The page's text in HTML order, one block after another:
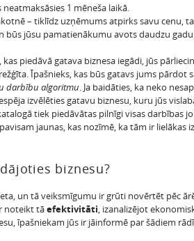
1 mēneša laikā.
– tiklīdz uzņēmums atpirks savu cenu,
būs jūsu pamatienākumu avots daudzu
piedāvā gatava biznesa iegādi, jūs
Īpašnieks, kas būs gatavs jums pārdot
darbību algoritmu . Ja baidāties, ka neko
izvēlēties gatavu biznesu, kuru jūs
tiek piedāvātas pilnīgi visas darbības
jaunas, kas nozīmē, ka tām ir lielākas
biznesu?
un tā veiksmīgumu ir grūti novērtēt pēc
noteikt tāefektivitāti , izanalizējot
īpašniekam jūs ir jāinformē par šādiem